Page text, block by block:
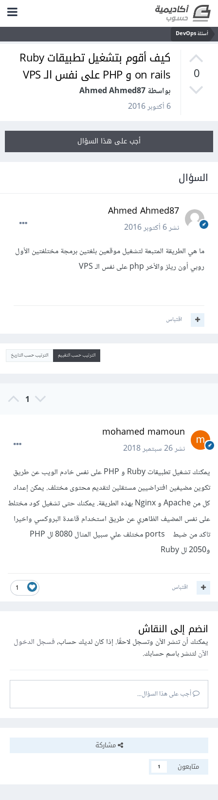
أسئلة DevOps
0
كيف أقوم بتشغيل تطبيقات Ruby
on rails و PHP على نفس الـ VPS
بواسطة Ahmed Ahmed87
6 أكتوبر 2016
أجب على هذا السؤال
السؤال
Ahmed Ahmed87
نشر6 أكتوبر 2016
ما هي الطريقة المتبعة لتشغيل موقعين بلغتين برمجة مختلفتين الأول
روبي أون ريلز والأخر php على نفس الـ VPS
اقتباس
الترتيب حسب التقييم الترتيب حسب التاريخ
1
mohamed mamoun
نشر26 سبتمبر 2018
يمكنك تشغيل تطبيقات Ruby و PHP على نفس خادم الويب عن طريق
تكوين مضيفين افتراضيين مستقلين لتقديم محتوى مختلف. يمكن إعداد
كل من Apache و Nginx بهذه الطريقة. يمكنك حتى تشغيل كود مختلط
على نفس المضيف الظاهري عن طريق استخدام قاعدة البروكسي واخيرا
تاكد من ضبط ports مختلف علي سبيل المثال 8080 لل PHP
و2050 لل Ruby
1 اقتباس
انضم إلى النقاش
يمكنك أن تنشر الآن وتسجل لاحقًا. إذا كان لديك حساب،فسجل الدخول
الآنلتنشر باسم حسابك.
أجب على هذا السؤال...
مشاركة
متابعون
1